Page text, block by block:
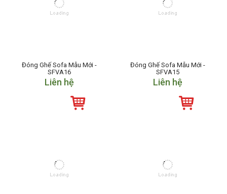
Đóng Ghế Sofa Mẫu Mới -
SFVA16
Liên hệ
Đóng Ghế Sofa Mẫu Mới -
SFVA15
Liên hệ